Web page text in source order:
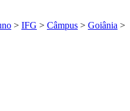
> IFG > Câmpus > Goiânia >